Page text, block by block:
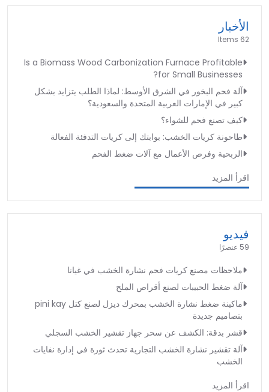
الأخبار
62 Items
Is a Biomass Wood Carbonization Furnace Profitable
for Small Businesses?
آلة فحم البخور في الشرق الأوسط: لماذا الطلب يتزايد بشكل
كبير في الإمارات العربية المتحدة والسعودية؟
كيف تصنع فحم للشواء؟
طاحونة كريات الخشب: بوابتك إلى كريات التدفئة الفعالة
الربحية وفرص الأعمال مع آلات ضغط الفحم
اقرأ المزيد
فيديو
59 عنصرًا
ملاحظات مصنع كريات فحم نشارة الخشب في غيانا
آلة ضغط الحبيبات لصنع أقراص الملح
ماكينة ضغط نشارة الخشب بمحرك ديزل لصنع كتل pini kay
بتصاميم جديدة
قشر بدقة: الكشف عن سحر جهاز تقشير الخشب السجلي
آلة تقشير نشارة الخشب التجارية تحدث ثورة في إدارة نفايات
الخشب
اقرأ المزيد